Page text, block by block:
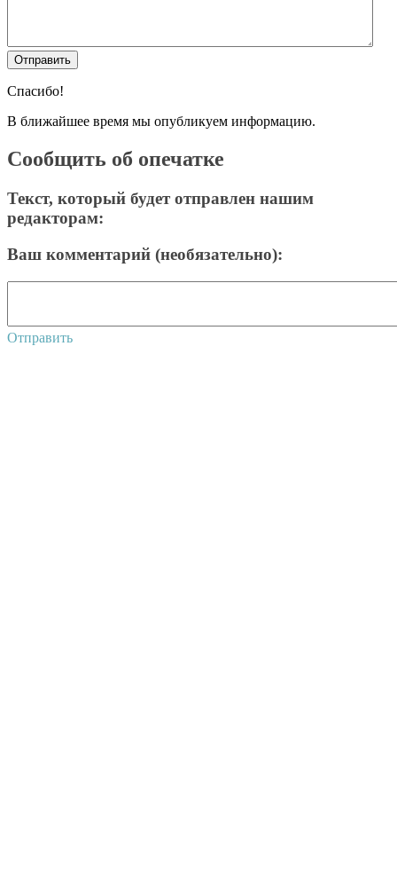
Спасибо!
В ближайшее время мы опубликуем информацию.
Сообщить об опечатке
Текст, который будет отправлен нашим
редакторам:
Ваш комментарий (необязательно):
Отправить